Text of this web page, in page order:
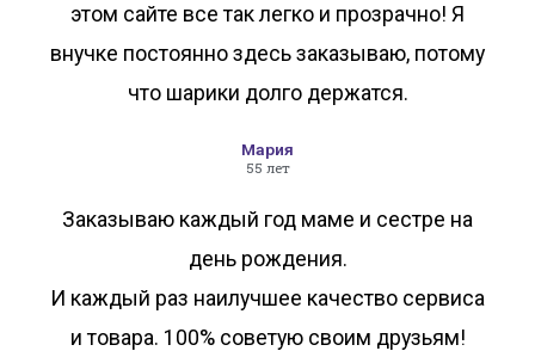
этом сайте все так легко и прозрачно! Я
внучке постоянно здесь заказываю, потому
что шарики долго держатся.
Мария
55 лет
Заказываю каждый год маме и сестре на
день рождения.
И каждый раз наилучшее качество сервиса
и товара. 100% советую своим друзьям!